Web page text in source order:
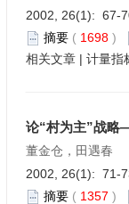
2002, 26(1): 67-
摘要 ( 1698 )
相关文章 | 计量指
论“村为主”战略
董金仓，田遇春
2002, 26(1): 71-
摘要 ( 1357 )